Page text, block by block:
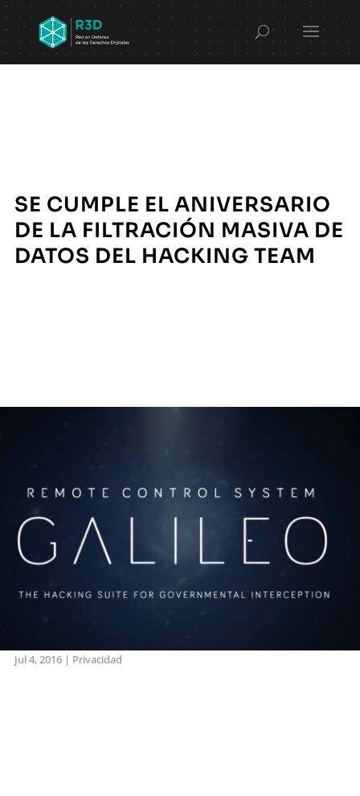
SE CUMPLE EL ANIVERSARIO
DE LA FILTRACIÓN MASIVA DE
DATOS DEL HACKING TEAM
Jul 4, 2016| Privacidad